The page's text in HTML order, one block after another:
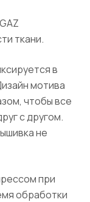
ткани.
в
мотива
чтобы все
с другом.
не
при
обработки